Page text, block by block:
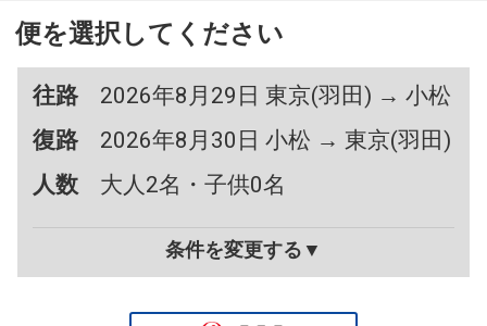
便を選択してください
往路
2026年8月29日 東京(羽田) → 小松
復路
2026年8月30日 小松 → 東京(羽田)
人数
大人2名・子供0名
条件を変更する▼